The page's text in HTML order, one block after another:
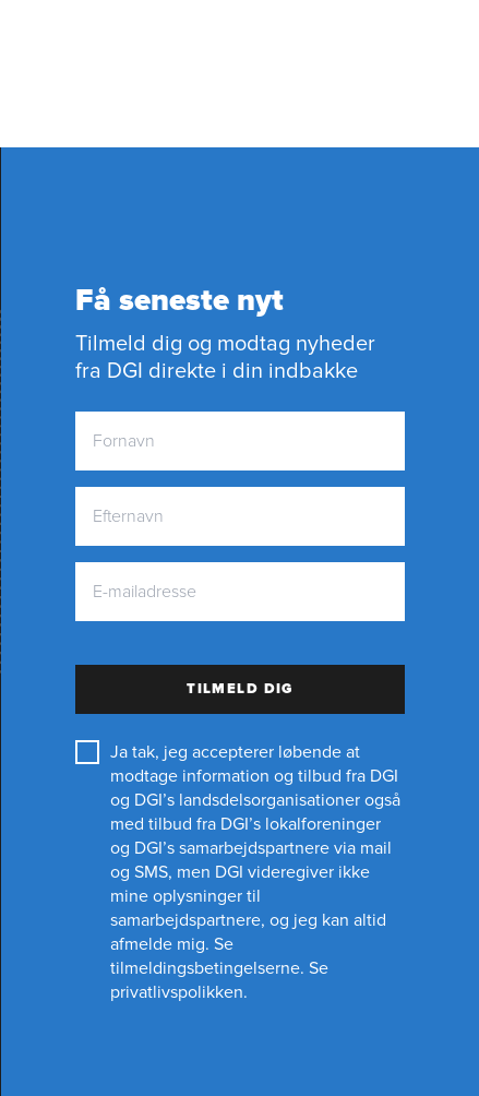
Få seneste nyt
Tilmeld dig og modtag nyheder
fra DGI direkte i din indbakke
TILMELD DIG
Ja tak, jeg accepterer løbende at
modtage information og tilbud fra DGI
og DGI’s landsdelsorganisationer også
med tilbud fra DGI’s lokalforeninger
og DGI’s samarbejdspartnere via mail
og SMS, men DGI videregiver ikke
mine oplysninger til
samarbejdspartnere, og jeg kan altid
afmelde mig. Se
tilmeldingsbetingelserne. Se
privatlivspolikken.